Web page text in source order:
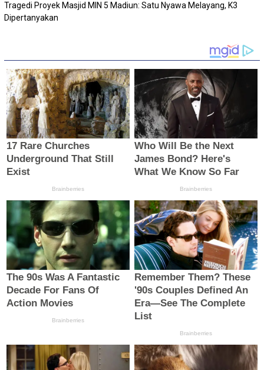
Tragedi Proyek Masjid MIN 5 Madiun: Satu Nyawa Melayang, K3
Dipertanyakan